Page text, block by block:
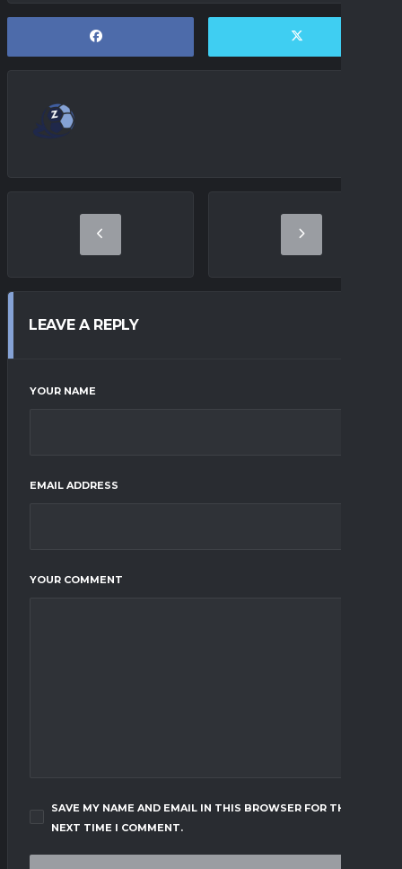
LEAVE A REPLY
YOUR NAME
EMAIL ADDRESS
YOUR COMMENT
SAVE MY NAME AND EMAIL IN THIS BROWSER FOR THE
NEXT TIME I COMMENT.